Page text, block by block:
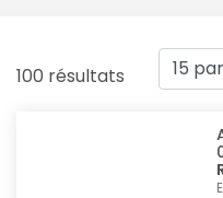
100 résultats